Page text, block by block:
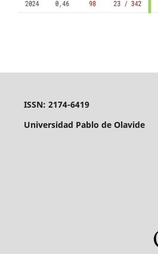
ISSN: 2174-6419
Universidad Pablo de Olavide